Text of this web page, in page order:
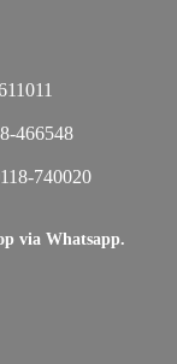
466548
740020
via Whatsapp.